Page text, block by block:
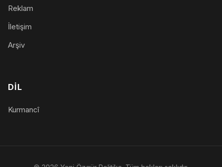
Reklam
İletişim
Arşiv
DIL
Kurmancî